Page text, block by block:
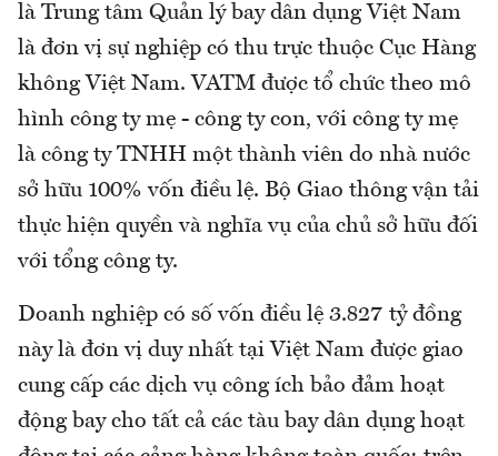
là Trung tâm Quản lý bay dân dụng Việt Nam
là đơn vị sự nghiệp có thu trực thuộc Cục Hàng
không Việt Nam. VATM được tổ chức theo mô
hình công ty mẹ - công ty con, với công ty mẹ
là công ty TNHH một thành viên do nhà nước
sở hữu 100% vốn điều lệ. Bộ Giao thông vận tải
thực hiện quyền và nghĩa vụ của chủ sở hữu đối
với tổng công ty.
Doanh nghiệp có số vốn điều lệ 3.827 tỷ đồng
này là đơn vị duy nhất tại Việt Nam được giao
cung cấp các dịch vụ công ích bảo đảm hoạt
động bay cho tất cả các tàu bay dân dụng hoạt